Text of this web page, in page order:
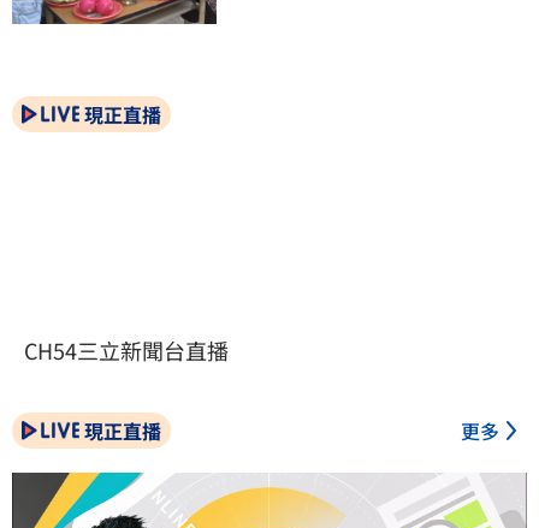
現正直播
CH54三立新聞台直播
現正直播 更多